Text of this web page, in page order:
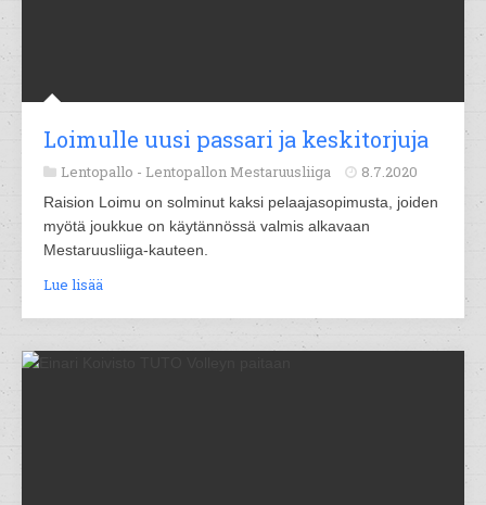
Loimulle uusi passari ja keskitorjuja
Lentopallo - Lentopallon Mestaruusliiga 8.7.2020
Raision Loimu on solminut kaksi pelaajasopimusta, joiden
myötä joukkue on käytännössä valmis alkavaan
Mestaruusliiga-kauteen.
Lue lisää